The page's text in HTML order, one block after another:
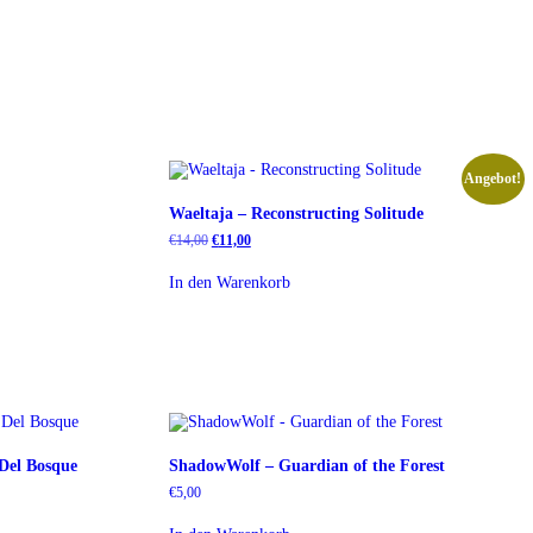
Angebot!
Waeltaja – Reconstructing Solitude
€14,00 Ursprünglicher
war:
€14,00
€11,00Aktueller
ist:
€11,00.
In den Warenkorb
Bosque ShadowWolf – Guardian of the Forest
€5,00